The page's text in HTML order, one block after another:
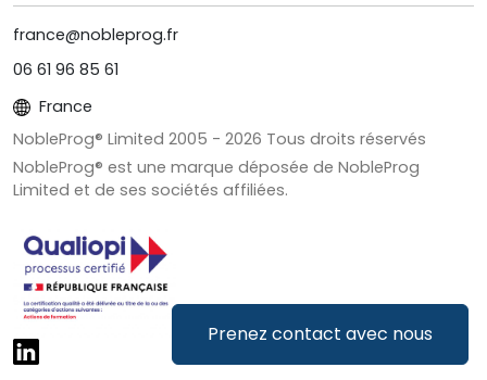
Prenez contact avec nous
france@nobleprog.fr
06 61 96 85 61
France
NobleProg® Limited 2005 - 2026 Tous droits réservés
NobleProg® est une marque déposée de NobleProg
Limited et de ses sociétés affiliées.